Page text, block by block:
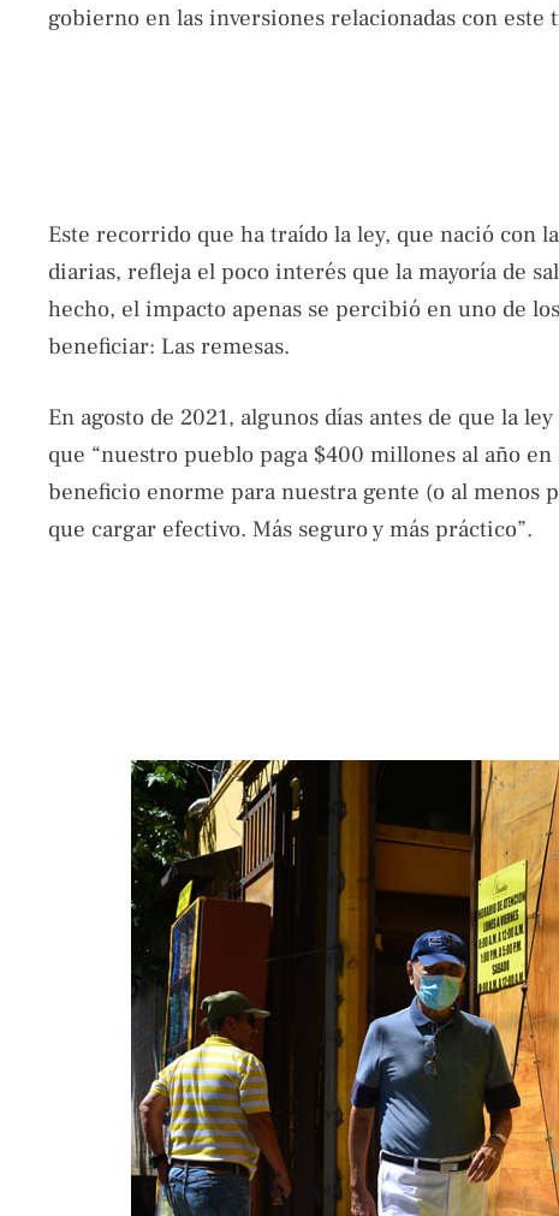
gobierno en las inversiones relacionadas con este
Este recorrido que ha traído la ley, que nació con
diarias, refleja el poco interés que la mayoría de
hecho, el impacto apenas se percibió en uno de
beneficiar: Las remesas.
En agosto de 2021, algunos días antes de que la
que “nuestro pueblo paga $400 millones al año
beneficio enorme para nuestra gente (o al menos
que cargar efectivo. Más seguro y más práctico”.